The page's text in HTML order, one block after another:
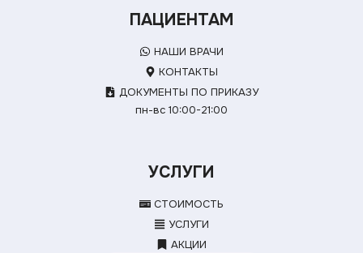
ПАЦИЕНТАМ
НАШИ ВРАЧИ
КОНТАКТЫ
ДОКУМЕНТЫ ПО ПРИКАЗУ
пн-вс 10:00-21:00
УСЛУГИ
СТОИМОСТЬ
УСЛУГИ
АКЦИИ